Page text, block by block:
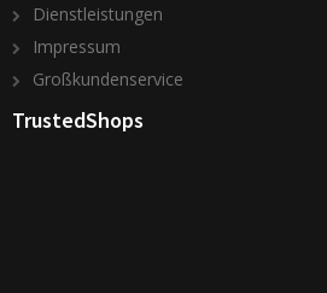
Dienstleistungen
Impressum
Großkundenservice
TrustedShops